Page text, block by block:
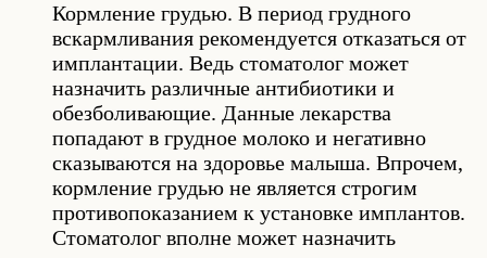
Кормление грудью. В период грудного
вскармливания рекомендуется отказаться от
имплантации. Ведь стоматолог может
назначить различные антибиотики и
обезболивающие. Данные лекарства
попадают в грудное молоко и негативно
сказываются на здоровье малыша. Впрочем,
кормление грудью не является строгим
противопоказанием к установке имплантов.
Стоматолог вполне может назначить